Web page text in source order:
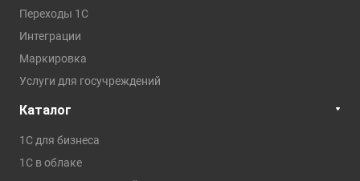
Переходы 1С
Интеграции
Маркировка
Услуги для госучреждений
Каталог
1С для бизнеса
1C в облаке